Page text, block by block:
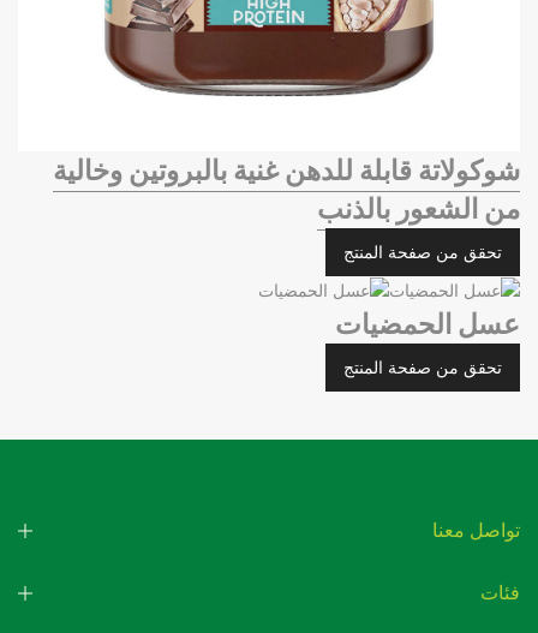
شوكولاتة قابلة للدهن غنية بالبروتين وخالية
من الشعور بالذنب
تحقق من صفحة المنتج
عسل الحمضيات
تحقق من صفحة المنتج
تواصل معنا
فئات